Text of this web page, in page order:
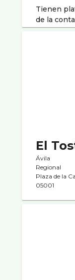
Tienen
de la
El
Ávila
Regional
Plaza de la
05001